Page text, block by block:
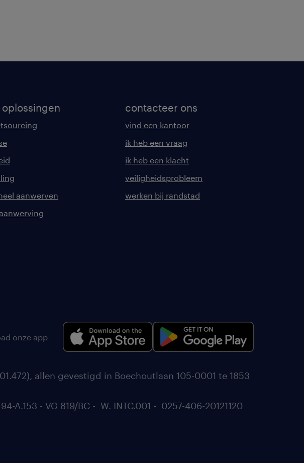
oplossingen
aanwerven
contacteer ons
vind een kantoor
ik heb een vraag
ik heb een klacht
veiligheidsprobleem
werken bij randstad
onze app
allen gevestigd in Boechoutlaan 105-0001 te 1853
A.153 - VG 819/BC - W. INTC.001 - 0257-406-20121120